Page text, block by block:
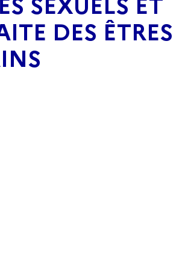
SEXUELS ET
DES ÊTRES